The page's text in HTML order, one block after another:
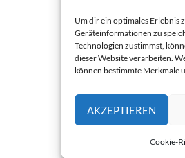
Um dir ein optimales Erlebnis
Geräteinformationen zu
Technologien zustimmst,
dieser Website verarbeiten.
können bestimmte Merkmale
AKZEPTIEREN
Cookie-